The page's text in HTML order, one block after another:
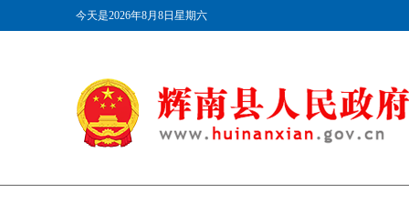
今天是2026年8月8日星期六